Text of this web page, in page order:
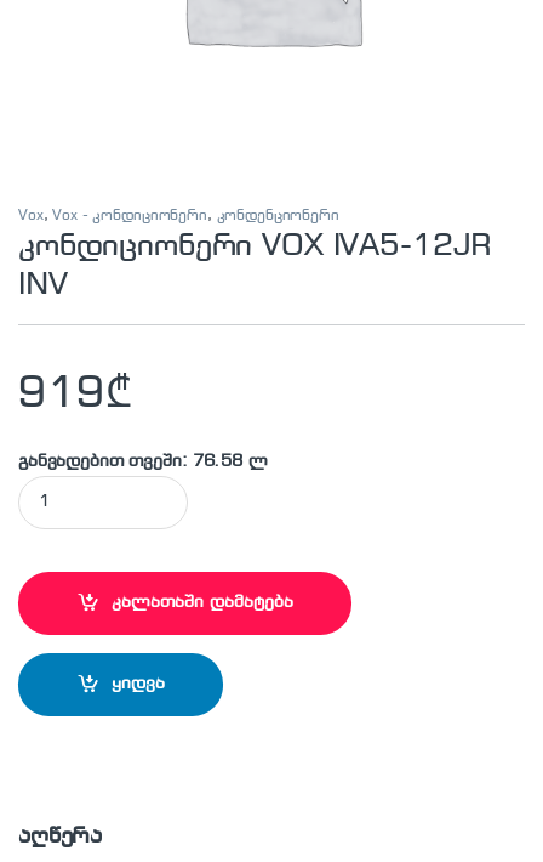
Vox,Vox - კონდიციონერი, კონდენციონერი
კონდიციონერი VOX IVA5-12JR
INV
919₾
განვადებით თვეში: 76.58 ლ
კონდიციონერი VOX IVA5-12JR INV quantity
კალათაში დამატება
ყიდვა
აღწერა